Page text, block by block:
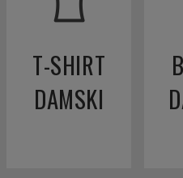
T-SHIRT
DAMSKI